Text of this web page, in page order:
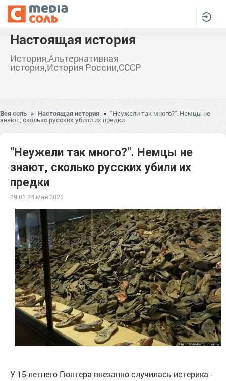
Настоящая история
История,Альтернативная
история,История России,СССР
Вся соль » Настоящая история » "Неужели так много?". Немцы не
знают, сколько русских убили их предки
"Неужели так много?". Немцы не
знают, сколько русских убили их
предки
19:01 24 мая 2021
У 15-летнего Гюнтера внезапно случилась истерика -